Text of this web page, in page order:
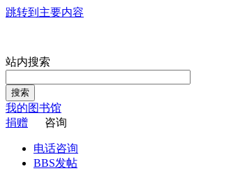
跳转到主要内容
站内搜索
搜索
我的图书馆
捐赠
咨询
电话咨询
BBS发帖